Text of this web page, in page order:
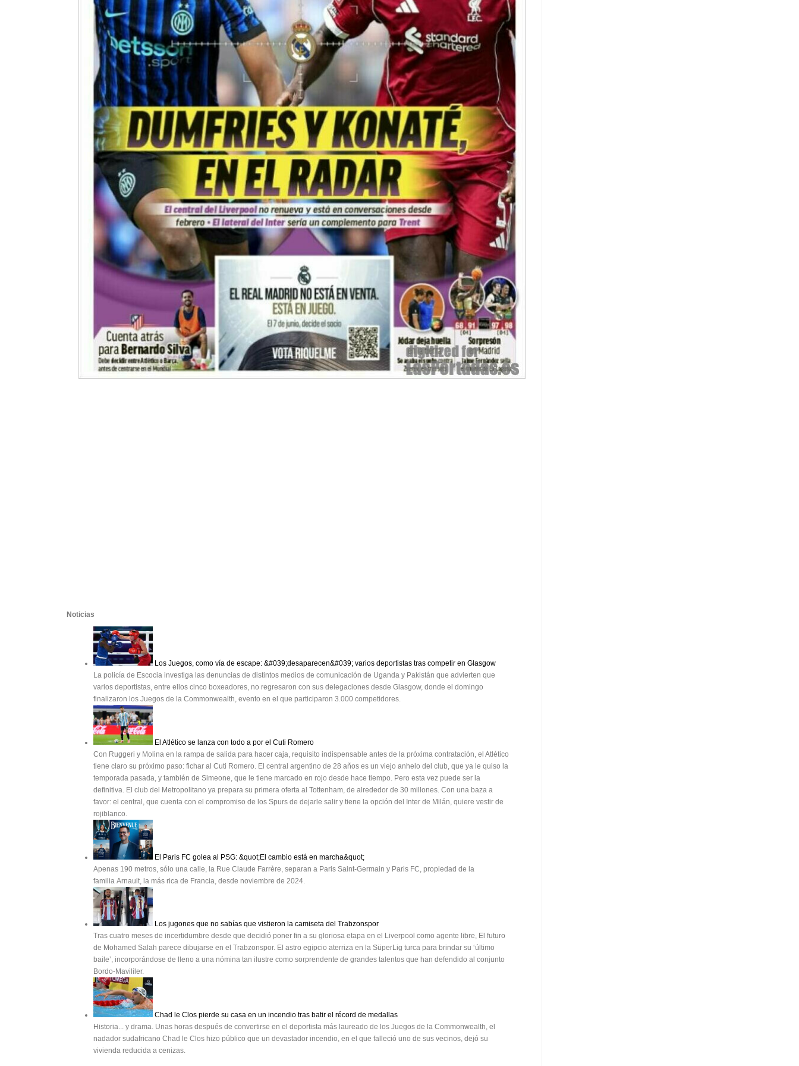
Noticias
Los Juegos, como vía de escape: &#039;desaparecen&#039; varios deportistas tras competir en Glasgow
La policía de Escocia investiga las denuncias de distintos medios de comunicación de Uganda y Pakistán que advierten que
varios deportistas, entre ellos cinco boxeadores, no regresaron con sus delegaciones desde Glasgow, donde el domingo
finalizaron los Juegos de la Commonwealth, evento en el que participaron 3.000 competidores.
El Atlético se lanza con todo a por el Cuti Romero
Con Ruggeri y Molina en la rampa de salida para hacer caja, requisito indispensable antes de la próxima contratación, el Atlético
tiene claro su próximo paso: fichar al Cuti Romero. El central argentino de 28 años es un viejo anhelo del club, que ya le quiso la
temporada pasada, y también de Simeone, que le tiene marcado en rojo desde hace tiempo. Pero esta vez puede ser la
definitiva. El club del Metropolitano ya prepara su primera oferta al Tottenham, de alrededor de 30 millones. Con una baza a
favor: el central, que cuenta con el compromiso de los Spurs de dejarle salir y tiene la opción del Inter de Milán, quiere vestir de
rojiblanco.
El Paris FC golea al PSG: &quot;El cambio está en marcha&quot;
Apenas 190 metros, sólo una calle, la Rue Claude Farrère, separan a Paris Saint-Germain y Paris FC, propiedad de la
familia Arnault, la más rica de Francia, desde noviembre de 2024.
Los jugones que no sabías que vistieron la camiseta del Trabzonspor
Tras cuatro meses de incertidumbre desde que decidió poner fin a su gloriosa etapa en el Liverpool como agente libre, El futuro
de Mohamed Salah parece dibujarse en el Trabzonspor. El astro egipcio aterriza en la SüperLig turca para brindar su ‘último
baile’, incorporándose de lleno a una nómina tan ilustre como sorprendente de grandes talentos que han defendido al conjunto
Bordo-Mavililer.
Chad le Clos pierde su casa en un incendio tras batir el récord de medallas
Historia... y drama. Unas horas después de convertirse en el deportista más laureado de los Juegos de la Commonwealth, el
nadador sudafricano Chad le Clos hizo público que un devastador incendio, en el que falleció uno de sus vecinos, dejó su
vivienda reducida a cenizas.